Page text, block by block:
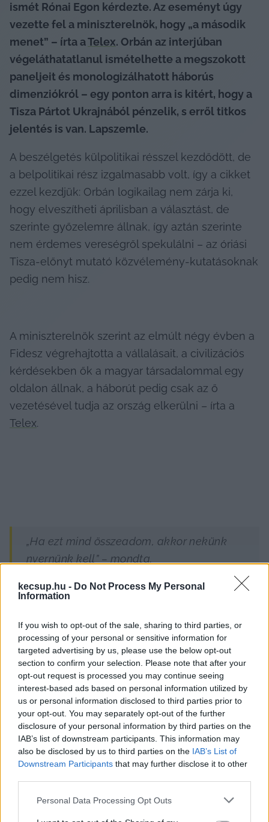
kecsup.hu - Do Not Process My Personal
Information
If you wish to opt-out of the sale, sharing to third parties, or
processing of your personal or sensitive information for
targeted advertising by us, please use the below opt-out
section to confirm your selection. Please note that after your
opt-out request is processed you may continue seeing
interest-based ads based on personal information utilized by
us or personal information disclosed to third parties prior to
your opt-out. You may separately opt-out of the further
disclosure of your personal information by third parties on the
IAB’s list of downstream participants. This information may
also be disclosed by us to third parties on the IAB’s List of
Downstream Participants that may further disclose it to other
Please note that this website/app uses one or more Google
Personal Data Processing Opt Outs
ismét Rónai Egon kérdezte. Az eseményt úgy
vezette fel a miniszterelnök, hogy „a második
menet” – írta a Telex. Orbán az interjúban
végeláthatatlanul ismételhette a megszokott
paneljeit és monologizálhatott háborús
dimenziókról – egy ponton arra is kitért, hogy a
Tisza Pártot Ukrajnából pénzelik, s erről titkos
jelentés is van. Lapszemle.
A beszélgetés külpolitikai résszel kezdődött, de
a belpolitikai rész izgalmasabb volt, így a cikket
ezzel kezdjük: Orbán logikailag nem zárja ki,
hogy elveszítheti áprilisban a választást, de
szerinte győzelemre állnak, így aztán szerinte
nem érdemes vereségről spekulálni – az óriási
Tisza-előnyt mutató közvélemény-kutatásoknak
pedig nem hisz.
A miniszterelnök szerint az elmúlt négy évben a
Fidesz végrehajtotta a vállalásait, a civilizációs
kérdésekben ők a magyar társadalommal egy
oldalon állnak, a háborút pedig csak az ő
Telex.
„Ha ezt mind összeadom, akkor nekünk
nyernünk kell” – mondta.
Orbán azt állította, hogy a Tiszát az ukránok
nemzetbiztonsági bizottság asztalán. Amikor
Rónai belekérdezett a témába, az alábbi
párbeszéd zajlott le a felek között:
Orbán: Meg vagyok lepve, hogy ezt kérdezi,
mert maga az első. Más még nem kérdezte
meg.